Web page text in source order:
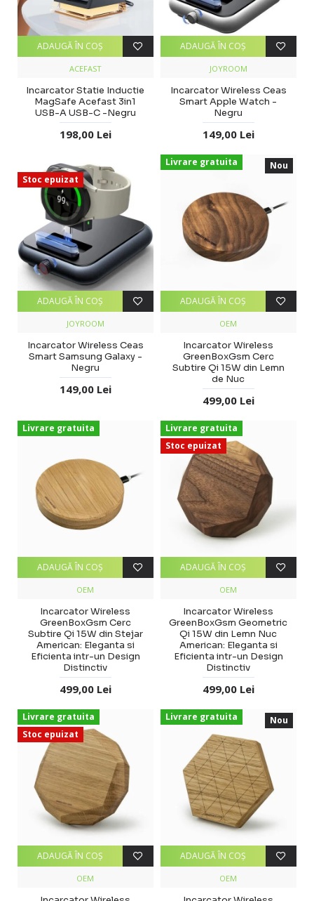
ACEFAST
Incarcator Statie Inductie
MagSafe Acefast 3in1
USB-A USB-C -Negru
198,00 Lei
ADAUGĂ ÎN COŞ
JOYROOM
Incarcator Wireless Ceas
Smart Apple Watch -
Negru
149,00 Lei
ADAUGĂ ÎN COŞ
Stoc epuizat
JOYROOM
Incarcator Wireless Ceas
Smart Samsung Galaxy -
Negru
149,00 Lei
ADAUGĂ ÎN COŞ
Nou
Livrare gratuita
OEM
Incarcator Wireless
GreenBoxGsm Cerc
Subtire Qi 15W din Lemn
de Nuc
499,00 Lei
ADAUGĂ ÎN COŞ
Livrare gratuita
OEM
Incarcator Wireless
GreenBoxGsm Cerc
Subtire Qi 15W din Stejar
American: Eleganta si
Eficienta intr-un Design
Distinctiv
499,00 Lei
ADAUGĂ ÎN COŞ
Livrare gratuita
Stoc epuizat
OEM
Incarcator Wireless
GreenBoxGsm Geometric
Qi 15W din Lemn Nuc
American: Eleganta si
Eficienta intr-un Design
Distinctiv
499,00 Lei
ADAUGĂ ÎN COŞ
Livrare gratuita
Stoc epuizat
OEM
ADAUGĂ ÎN COŞ
Nou
Livrare gratuita
OEM
ADAUGĂ ÎN COŞ